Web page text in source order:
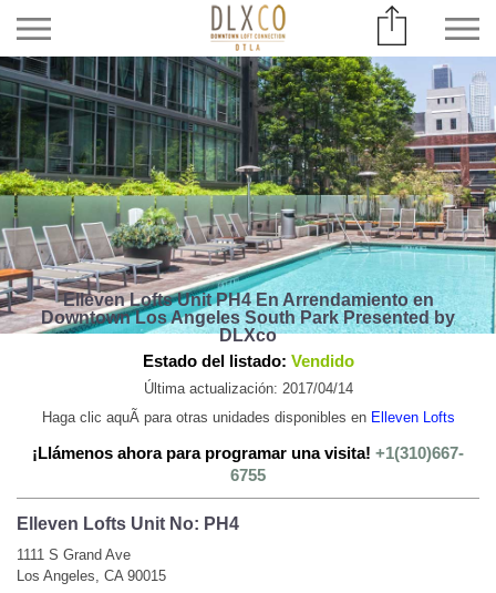
Elleven Lofts Unit PH4 En Arrendamiento en
Downtown Los Angeles South Park Presented by
DLXco
Estado del listado: Vendido
Última actualización: 2017/04/14
Haga clic aquÃ­ para otras unidades disponibles en Elleven Lofts
¡Llámenos ahora para programar una visita! +1(310)667-
6755
Elleven Lofts Unit No: PH4
1111 S Grand Ave
Los Angeles, CA 90015